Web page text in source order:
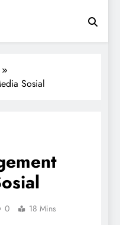
Sosial
0 18 Mins